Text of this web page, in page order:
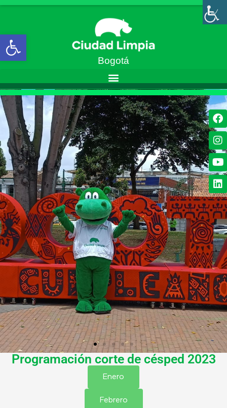
Abrir barra de herramientas
Bogotá
Programación corte de césped 2023
Enero
Febrero